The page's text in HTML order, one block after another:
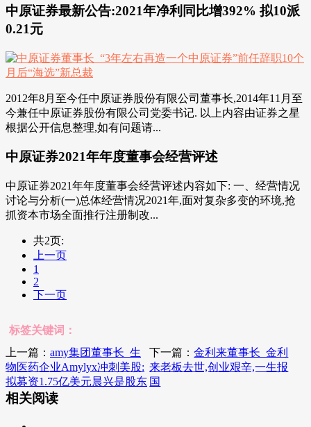
中原证券最新公告:2021年净利同比增392% 拟10派
0.21元
2012年8月至今任中原证券股份有限公司董事长,2014年11月至
今兼任中原证券股份有限公司党委书记. 以上内容由证券之星
根据公开信息整理,如有问题请...
中原证券2021年年度董事会经营评述
中原证券2021年年度董事会经营评述内容如下: 一、经营情况
讨论与分析(一)总体经营情况2021年,面对复杂多变的环境,抢
抓资本市场全面推行注册制改...
共2页:
上一页
1
2
下一页
标签关键词：
上一篇： amy集团董事长_生
物医药企业Amylyx冲刺美股:
拟募资1.75亿美元晨兴是股东
下一篇：金利来董事长_金利
来老板去世,创业艰辛,一生报
国
相关阅读